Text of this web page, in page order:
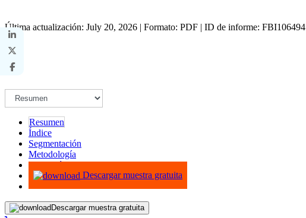
Última actualización: July 20, 2026 | Formato: PDF | ID de informe: FBI106494
Resumen
Índice
Segmentación
Metodología
Infografías
Descargar muestra gratuita
Descargar muestra gratuita